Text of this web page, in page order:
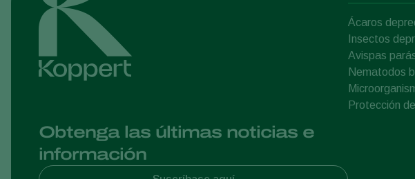
Obtenga las últimas noticias e
información
Ácaros
Insectos
Avispas
Nematodos
Protección